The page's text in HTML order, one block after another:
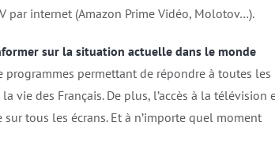
par internet (Amazon Prime Vidéo, Molotov…).
sur la situation actuelle dans le monde
permettant de répondre à toutes les
des Français. De plus, l’accès à la télévision
tous les écrans. Et à n’importe quel moment